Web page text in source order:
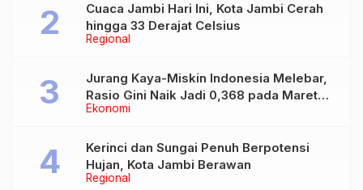
Regional
Cuaca Jambi Hari Ini, Kota Jambi Cerah
hingga 33 Derajat Celsius
Ekonomi
Jurang Kaya-Miskin Indonesia Melebar,
Rasio Gini Naik Jadi 0,368 pada Maret
2026
Regional
Kerinci dan Sungai Penuh Berpotensi
Hujan, Kota Jambi Berawan